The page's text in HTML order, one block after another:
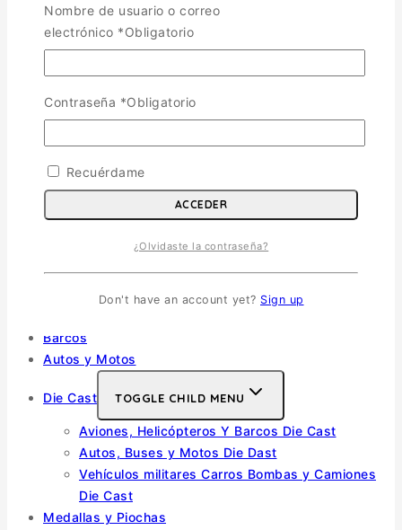
Aviones TOGGLE CHILD MENU
Escala 1/72
Escala 1/48
Helicópteros
Vehiculos Militares TOGGLE CHILD MENU
Escala 1/35
Escala 1/72
Otras
Barcos
Autos y Motos
Die Cast TOGGLE CHILD MENU
Aviones, Helicópteros Y Barcos Die Cast
Autos, Buses y Motos Die Dast
Vehículos militares Carros Bombas y Camiones
Die Cast
Medallas y Piochas
Nombre de usuario o correo
electrónico *Obligatorio
Contraseña *Obligatorio
Recuérdame
ACCEDER
¿Olvidaste la contraseña?
Don't have an account yet? Sign up